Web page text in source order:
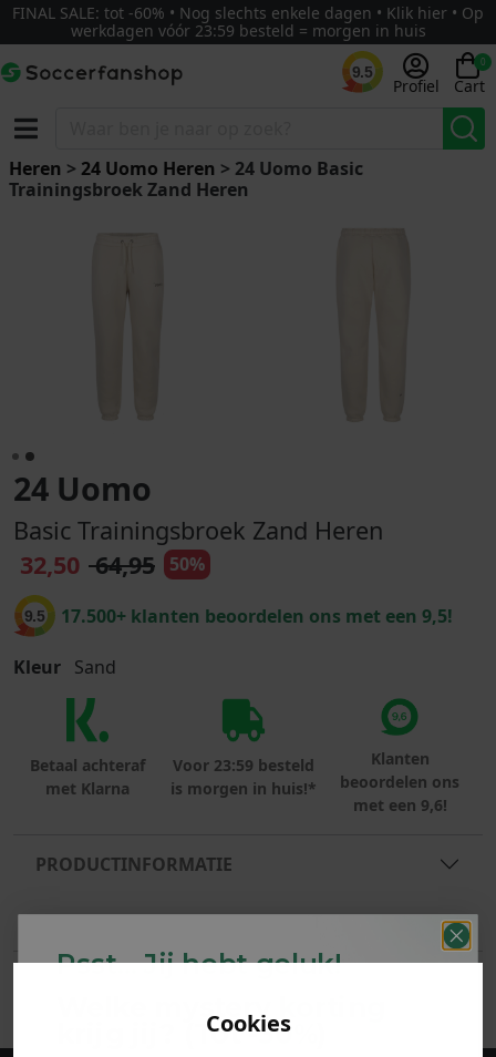
Cookies
FINAL SALE: tot -60% • Nog slechts enkele dagen • Klik hier • Op
werkdagen vóór 23:59 besteld = morgen in huis
9.5
Profiel
0
Cart
Heren > 24 Uomo Heren > 24 Uomo Basic
Trainingsbroek Zand Heren
24 Uomo
Basic Trainingsbroek Zand Heren
32,50 64,95 50%
9.5 17.500+ klanten beoordelen ons met een 9,5!
Kleur Sand
Betaal achteraf
met Klarna
Voor 23:59 besteld
is morgen in huis!*
Klanten
beoordelen ons
met een 9,6!
PRODUCTINFORMATIE
MATERIAAL & WASVOORSCHRIFT
Psst... Jij hebt geluk!
Welke mystery
krijg jij? (Tot-30%